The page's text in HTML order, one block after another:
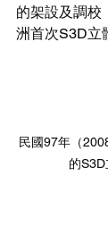
的架設及調校
洲首次S3D立
民國97年（
的